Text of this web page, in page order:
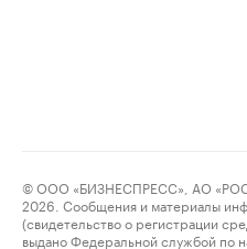
© ООО «БИЗНЕСПРЕСС», АО
2026. Сообщения и материалы
(свидетельство о регистрации
выдано Федеральной службой по